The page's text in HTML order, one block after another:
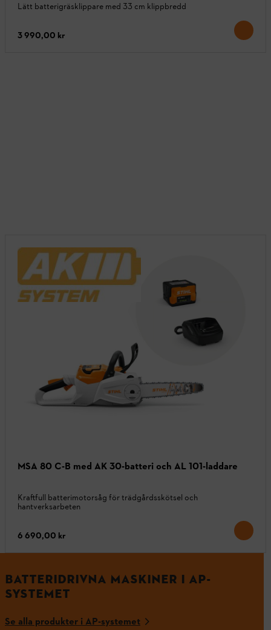
Lätt batterigräsklippare med 33 cm klippbredd
3 990,00 kr
MSA 80 C-B med AK 30-batteri och AL 101-laddare
Kraftfull batterimotorsåg för trädgårdsskötsel och
hantverksarbeten
6 690,00 kr
BATTERIDRIVNA MASKINER I AP-
SYSTEMET
Se alla produkter i AP-systemet